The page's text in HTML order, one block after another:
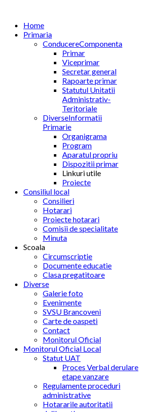
Home
Primaria
ConducereComponenta
Primar
Viceprimar
Secretar general
Rapoarte primar
Statutul Unitatii
Administrativ-
Teritoriale
DiverseInformatii
Primarie
Organigrama
Program
Aparatul propriu
Dispozitii primar
Linkuri utile
Proiecte
Consiliul local
Consilieri
Hotarari
Proiecte hotarari
Comisii de specialitate
Minuta
Scoala
Circumscriptie
Documente educatie
Clasa pregatitoare
Diverse
Galerie foto
Evenimente
SVSU Brancoveni
Carte de oaspeti
Contact
Monitorul Oficial
Monitorul Oficial Local
Statut UAT
Proces Verbal derulare
etape vanzare
Regulamente proceduri
administrative
Hotararile autoritatii